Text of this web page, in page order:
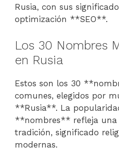
Rusia, con sus
optimización **SEO**.
Los 30 Nombres
en Rusia
Estos son los 30
comunes, elegidos por
**Rusia**. La
**nombres** refleja una
tradición, significado
modernas.